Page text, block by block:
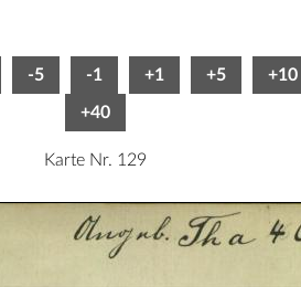
-5 -1 +1 +5 +10
+40
Karte Nr. 129